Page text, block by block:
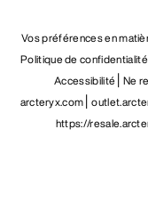
Vos préférences en
Politique de confidentialité
Accessibilité Ne
arcteryx.com
https://